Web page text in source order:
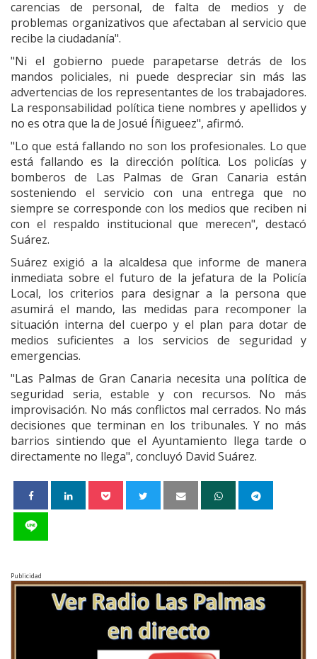
carencias de personal, de falta de medios y de
problemas organizativos que afectaban al servicio que
recibe la ciudadanía".
"Ni el gobierno puede parapetarse detrás de los
mandos policiales, ni puede despreciar sin más las
advertencias de los representantes de los trabajadores.
La responsabilidad política tiene nombres y apellidos y
no es otra que la de Josué Íñigueez", afirmó.
"Lo que está fallando no son los profesionales. Lo que
está fallando es la dirección política. Los policías y
bomberos de Las Palmas de Gran Canaria están
sosteniendo el servicio con una entrega que no
siempre se corresponde con los medios que reciben ni
con el respaldo institucional que merecen", destacó
Suárez.
Suárez exigió a la alcaldesa que informe de manera
inmediata sobre el futuro de la jefatura de la Policía
Local, los criterios para designar a la persona que
asumirá el mando, las medidas para recomponer la
situación interna del cuerpo y el plan para dotar de
medios suficientes a los servicios de seguridad y
emergencias.
"Las Palmas de Gran Canaria necesita una política de
seguridad seria, estable y con recursos. No más
improvisación. No más conflictos mal cerrados. No más
decisiones que terminan en los tribunales. Y no más
barrios sintiendo que el Ayuntamiento llega tarde o
directamente no llega", concluyó David Suárez.
Publicidad